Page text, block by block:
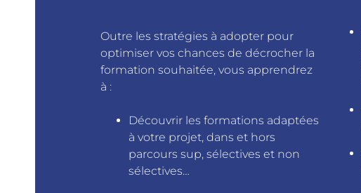
Outre les stratégies à adopter pour
optimiser vos chances de décrocher la
formation souhaitée, vous apprendrez
à :
Découvrir les formations adaptées
à votre projet, dans et hors
parcours sup, sélectives et non
sélectives…